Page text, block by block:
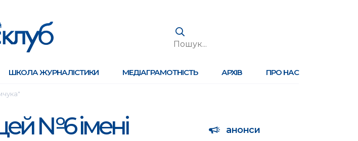
ШКОЛА ЖУРНАЛІСТИКИ МЕДІАГРАМОТНІСТЬ АРХІВ ПРО НАС
№6 імені
анонси